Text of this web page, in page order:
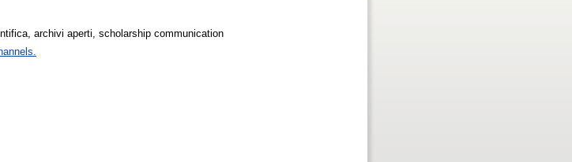
archivi aperti, scholarship communication